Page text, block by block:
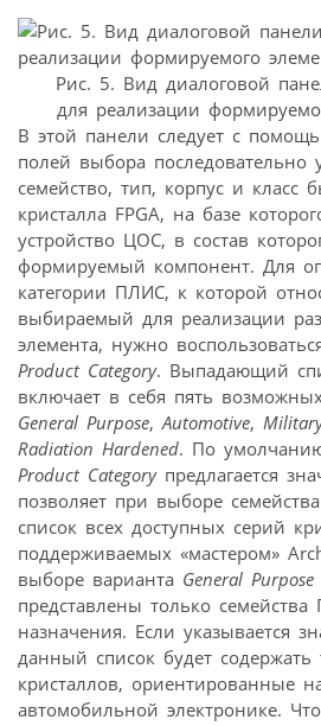
Рис. 5. Вид диалоговой
для реализации
В этой панели следует с
полей выбора последовательно
семейство, тип, корпус и класс
кристалла FPGA, на базе
устройство ЦОС, в состав
формируемый компонент. Для
категории ПЛИС, к которой
выбираемый для реализации
элемента, нужно
Product Category. Выпадающий
включает в себя пять
General Purpose, Automotive,
Radiation Hardened. По
Product Categoryпредлагается
позволяет при выборе
список всех доступных серий
поддерживаемых «мастером»
выборе варианта General Purpose
представлены только
назначения. Если указывается
данный список будет содержать
кристаллов, ориентированные
автомобильной электронике.